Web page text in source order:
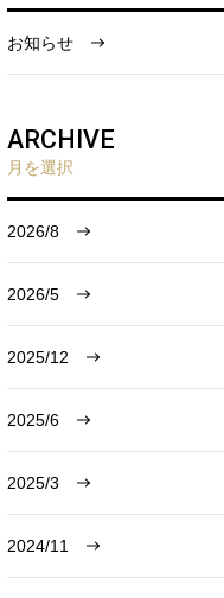
お知らせ
ARCHIVE
月を選択
2026/8
2026/5
2025/12
2025/6
2025/3
2024/11